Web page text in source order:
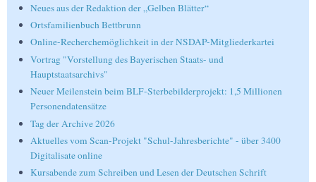
Neues aus der Redaktion der „Gelben Blätter“
Ortsfamilienbuch Bettbrunn
Online-Recherchemöglichkeit in der NSDAP-Mitgliederkartei
Vortrag "Vorstellung des Bayerischen Staats- und
Hauptstaatsarchivs"
Neuer Meilenstein beim BLF-Sterbebilderprojekt: 1,5 Millionen
Personendatensätze
Tag der Archive 2026
Aktuelles vom Scan-Projekt "Schul-Jahresberichte" - über 3400
Digitalisate online
Kursabende zum Schreiben und Lesen der Deutschen Schrift